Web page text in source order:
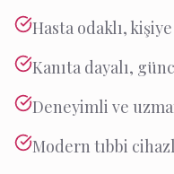
Hasta odaklı,
Kanıta dayalı,
Deneyimli ve
Modern tıbbi